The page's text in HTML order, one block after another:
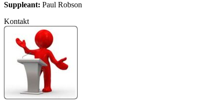
Suppleant: Paul Robson
Kontakt